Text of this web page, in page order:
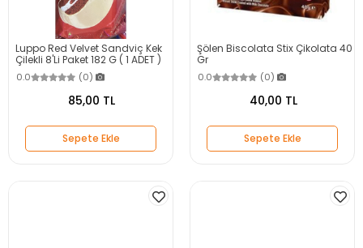
Luppo Red Velvet Sandviç Kek
Çilekli 8'Li Paket 182 G ( 1 ADET )
0.0 (0)
85,00 TL
Sepete Ekle
Şölen Biscolata Stix Çikolata 40
Gr
0.0 (0)
40,00 TL
Sepete Ekle